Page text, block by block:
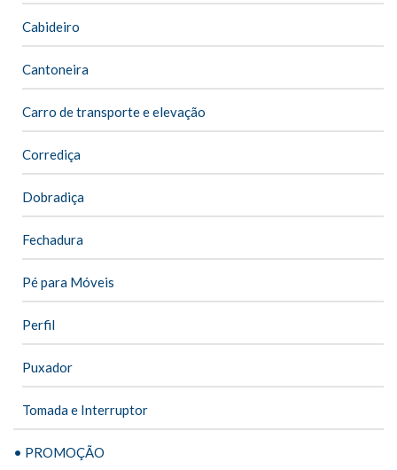
Cabideiro
Cantoneira
Carro de transporte e elevação
Corrediça
Dobradiça
Fechadura
Pé para Móveis
Perfil
Puxador
Tomada e Interruptor
• PROMOÇÃO